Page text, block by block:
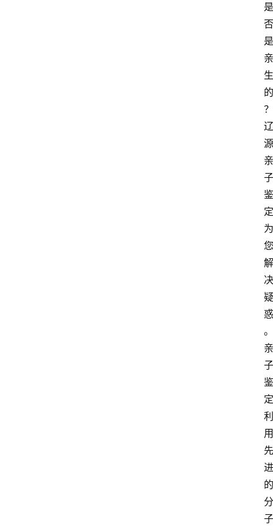
是
否
是
亲
生
的
？
辽
源
亲
子
鉴
定
为
您
解
决
疑
惑
。
亲
子
鉴
定
利
用
先
进
的
分
子